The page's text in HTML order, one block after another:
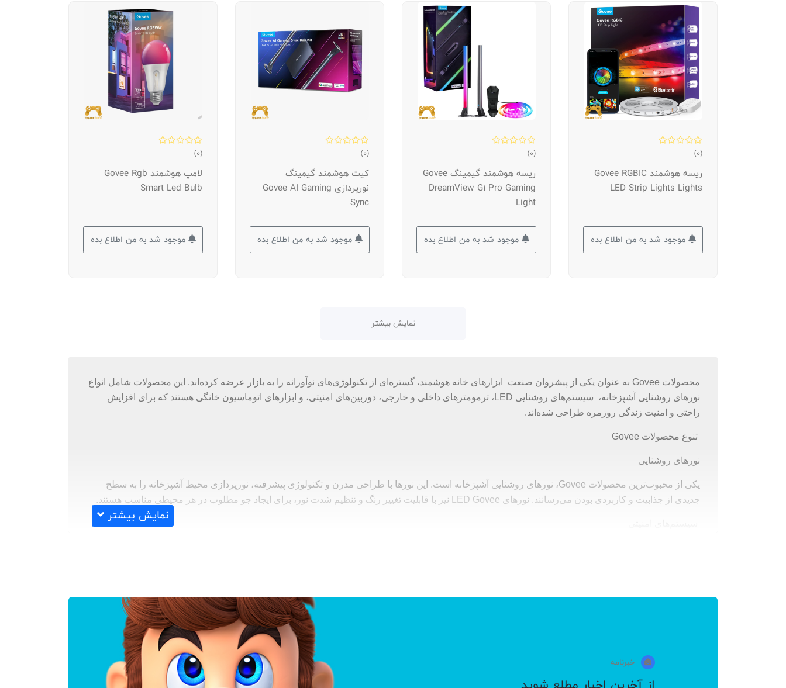
(0)
ریسه هوشمند Govee RGBIC
LED Strip Lights Lights
موجود شد به من اطلاع بده
(0)
ریسه هوشمند گیمینگ Govee
DreamView G1 Pro Gaming
Light
موجود شد به من اطلاع بده
(0)
کیت هوشمند گیمینگ
نورپردازی Govee AI Gaming
Sync
موجود شد به من اطلاع بده
(0)
لامپ هوشمند Govee Rgb
Smart Led Bulb
موجود شد به من اطلاع بده
نمایش بیشتر
محصولات Govee به عنوان یکی از پیشروان صنعت ابزارهای خانه هوشمند، گستره‌ای از تکنولوژی‌های نوآورانه را به بازار عرضه کرده‌اند. این محصولات شامل انواع
نورهای روشنایی آشپزخانه، سیستم‌های روشنایی LED، ترمومترهای داخلی و خارجی، دوربین‌های امنیتی، و ابزارهای اتوماسیون خانگی هستند که برای افزایش
راحتی و امنیت زندگی روزمره طراحی شده‌اند.
تنوع محصولات Govee
نورهای روشنایی
یکی از محبوب‌ترین محصولات Govee، نورهای روشنایی آشپزخانه است. این نورها با طراحی مدرن و تکنولوژی پیشرفته، نورپردازی محیط آشپزخانه را به سطح
جدیدی از جذابیت و کاربردی بودن می‌رسانند. نورهای LED Govee نیز با قابلیت تغییر رنگ و تنظیم شدت نور، برای ایجاد جو مطلوب در هر محیطی مناسب هستند.
ترمومترهای داخلی و خارجی Govee با دقت بالا و قابلیت اتصال به اپلیکیشن‌های موبایل، به شما امکان نظارت بر دمای محیط داخلی و خارجی خانه را می‌دهند. این
ترمومترها با طراحی شیک و کاربری آسان، یکی از بهترین انتخاب‌ها برای کسانی هستند که به دمای محیط خود اهمیت می‌دهند.
محصولات اتوماسیون خانگی Govee، شامل کنترل‌کننده‌های هوشمند برای وسایل برقی و روشنایی، امکان مدیریت هوشمند خانه را برای کاربران فراهم می‌کنند. با
نمایش بیشتر
خبرنامه